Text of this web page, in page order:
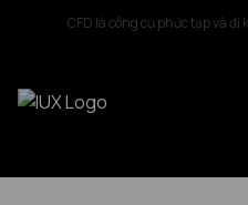
CFD là công cụ phức tạp và